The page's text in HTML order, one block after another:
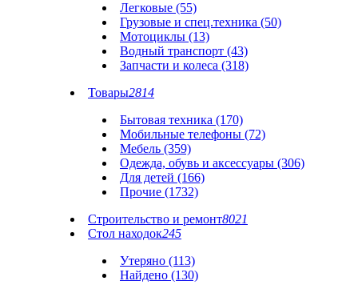
Легковые (55)
Грузовые и спец.техника (50)
Мотоциклы (13)
Водный транспорт (43)
Запчасти и колеса (318)
Товары2814
Бытовая техника (170)
Мобильные телефоны (72)
Мебель (359)
Одежда, обувь и аксессуары (306)
Для детей (166)
Прочие (1732)
Строительство и ремонт8021
Стол находок245
Утеряно (113)
Найдено (130)